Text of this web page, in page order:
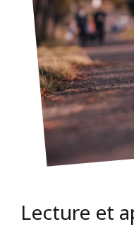
Lecture et